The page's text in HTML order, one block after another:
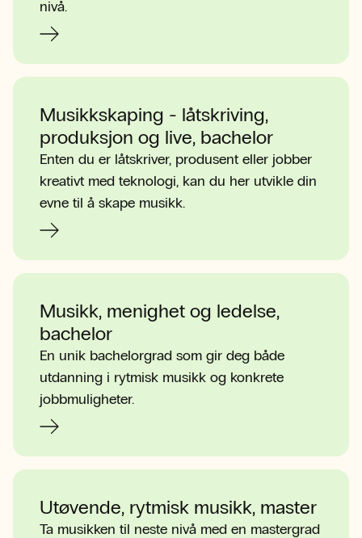
nivå.
Musikkskaping - låtskriving,
produksjon og live, bachelor
Enten du er låtskriver, produsent eller jobber
kreativt med teknologi, kan du her utvikle din
evne til å skape musikk.
Musikk, menighet og ledelse,
bachelor
En unik bachelorgrad som gir deg både
utdanning i rytmisk musikk og konkrete
jobbmuligheter.
Utøvende, rytmisk musikk, master
Ta musikken til neste nivå med en mastergrad